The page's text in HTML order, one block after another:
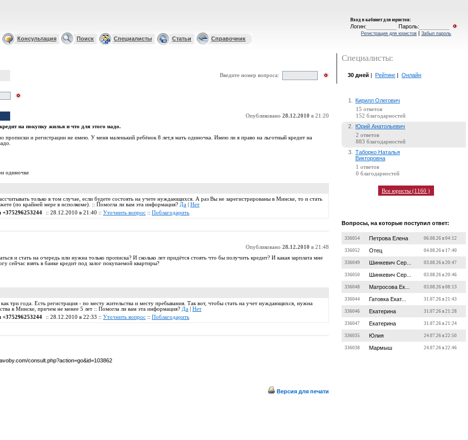
Вход в кабинет для юристов:
Логин: Пароль:
Регистрация для юристов | Забыл пароль
Консультация Поиск Специалисты Статьи Справочник
Введите номер вопроса:
Опубликовано 28.12.2010 в 21:20
на покупку жилья и что для этого надо.
прописки и регистрации не имею. У меня маленький ребёнок 8 лет,я мать одиночка. Имею ли я право на льготный кредит на
одиночке
только в том случае, если будете состоять на учете нуждающихся. А раз Вы не зарегистрированы в Минске, то и стать
(по крайней мере в исполкоме). :: Помогла ли вам эта информация? Да
Нет
+375296253244
:: 28.12.2010 в 21:40 :: Уточнить вопрос :: Поблагодарить
Опубликовано 28.12.2010 в 21:48
и стать на очередь или нужна только прописка? И сколько лет придётся стоять что бы получить кредит? И какая зарплата мне
сейчас взять в банке кредит под залог покупаемой квартиры?
три года. Есть регистрация - по месту жительства и месту пребывания. Так вот, чтобы стать на учет нуждающихся, нужна
в Минске, причем не менее 5 лет :: Помогла ли вам эта информация? Да
Нет
+375296253244
:: 28.12.2010 в 22:33 :: Уточнить вопрос :: Поблагодарить
consult.php?action=go&id=103862
Версия для печати
Специалисты:
30 дней Рейтинг Онлайн
1. Кирилл Олегович
15 ответов
152 благодарностей
2. Юрий Анатольевич
2 ответов
883 благодарностей
3.
Таборко Наталья
Викторовна
1 ответов
0 благодарностей
Все юристы (1160 )
Вопросы, на которые поступил ответ:
336054 Петрова Елена 06.08.26 в 04:12
336052 Отец 04.08.26 в 17:40
336049 Шинкевич Сер... 03.08.26 в 20:47
336050 Шинкевич Сер... 03.08.26 в 20:46
336048 Матросова Ек... 03.08.26 в 08:13
336044 Гатовка Екат... 31.07.26 в 21:43
336046 Екатерина 31.07.26 в 21:28
336047 Екатерина 31.07.26 в 21:24
336035 Юлия 24.07.26 в 22:50
336038 Мармыш 24.07.26 в 22:46